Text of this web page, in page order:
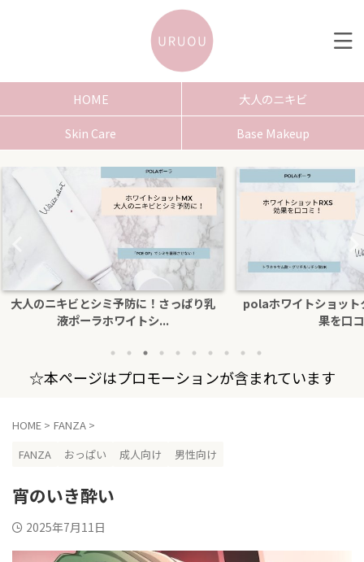
HOME
大人のニキビ
Skin Care
Base Makeup
っぱり乳
polaホワイトショットクリームRXSの効
果を口コミ
色白に
☆本ページはプロモーションが含まれています
HOME > FANZA >
FANZA
おっぱい 成人向け 男性向け
宵のいき酔い
2025年7月11日